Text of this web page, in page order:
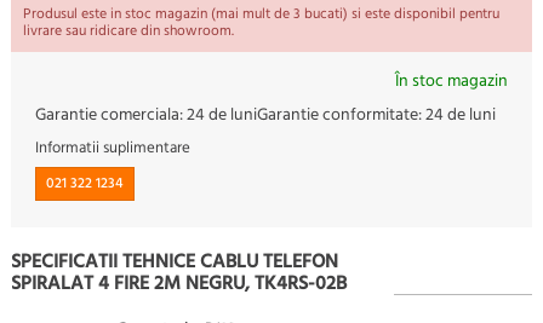
Produsul este in stoc magazin (mai mult de 3 bucati) si este disponibil pentru
livrare sau ridicare din showroom.
În stoc magazin
Garantie comerciala:24 de luniGarantie conformitate:24 de luni
Informatii suplimentare
021 322 1234
SPECIFICATII TEHNICE CABLU TELEFON
SPIRALAT 4 FIRE 2M NEGRU, TK4RS-02B